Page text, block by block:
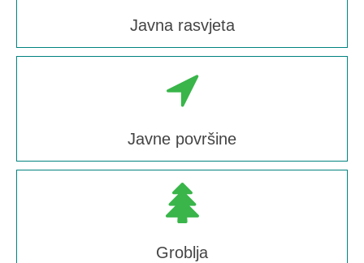
Javna rasvjeta
Javne površine
Groblja